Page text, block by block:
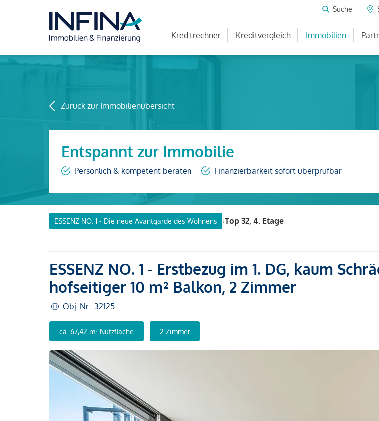
Suche
Kreditrechner Kreditvergleich Immobilien
Zurück zur Immobilienübersicht
Entspannt zur Immobilie
Persönlich & kompetent beraten Finanzierbarkeit sofort überprüfbar
ESSENZ NO. 1 - Die neue Avantgarde des Wohnens ›Top 32, 4. Etage
ESSENZ NO. 1 - Erstbezug im 1. DG, kaum
hofseitiger 10 m² Balkon, 2 Zimmer
Obj. Nr.: 32125
ca. 67,42 m² Nutzfläche 2 Zimmer